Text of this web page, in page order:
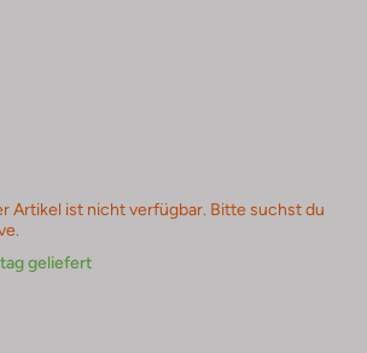
Artikel ist nicht verfügbar. Bitte suchst du
geliefert